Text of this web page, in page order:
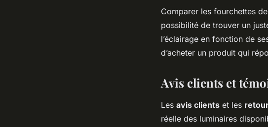
Comparer les fourchettes
possibilité de trouver un
l’éclairage en fonction de
d’acheter un produit qui
Avis clients et
Les avis clients et les
réelle des luminaires